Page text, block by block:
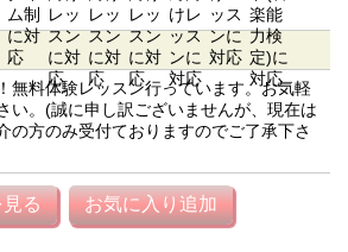
無料体験レッスン行っています。お気軽
い。(誠に申し訳ございませんが、現在は
の方のみ受付ておりますのでご了承下さ
る お気に入り追加